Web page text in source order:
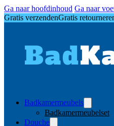
Ga naar hoofdinhoud Ga naar
Gratis verzendenGratis
Badkamermeubels
Badkamermeubelset
Douche